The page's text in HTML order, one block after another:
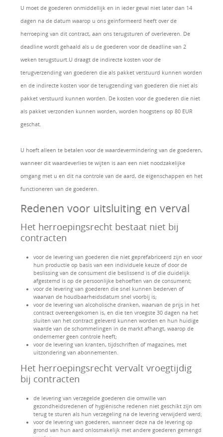
U moet de goederen onmiddellijk en in ieder geval niet later dan 14
dagen na de datum waarop u ons geïnformeerd heeft over de
herroeping van dit contract, aan ons terugsturen of overleveren. De
deadline wordt gehaald als u de goederen voor de deadline van 2
weken terugstuurt.U draagt de indirecte kosten voor de
terugverzending van goederen die als pakket verstuurd kunnen worden
en de indirecte kosten voor de terugzending van goederen die niet als
pakket verstuurd kunnen worden. De kosten voor de goederen die niet
als pakket verzonden kunnen worden, worden hoogstens op 80 EUR
geschat.
U hoeft alleen te betalen voor de waardevermindering van de goederen,
wanneer dit waardeverlies te wijten is aan een niet noodzakelijke
omgang met u en dit na controle van de aard, de eigenschappen en het
functioneren van de goederen.
Redenen voor uitsluiting en verval
Het herroepingsrecht bestaat niet bij
contracten
voor de levering van goederen die niet geprefabriceerd zijn en voor
hun productie op basis van een individuele keuze of door de
beslissing van de consument die beslissend is of die duidelijk
afgestemd is op de persoonlijke behoeften van de consument;
voor de levering van goederen die snel kunnen bederven of
waarvan de houdbaarheidsdatum snel voorbij is;
voor de levering van alcoholische dranken, waarvan de prijs in het
contract overeengekomen is, en die ten vroegste 30 dagen na het
sluiten van het contract geleverd kunnen worden en hun huidige
waarde van de schommelingen in de markt afhangt, waarop de
ondernemer geen controle heeft;
voor de levering van kranten, tijdschriften of magazines, met
uitzondering van abonnementen.
Het herroepingsrecht vervalt vroegtijdig
bij contracten
de levering van verzegelde goederen die omwille van
gezondheidsredenen of hygiënische redenen niet geschikt zijn om
terug te sturen als hun verzegeling na de levering verwijderd werd;
voor de levering van goederen, wanneer deze na de levering op
grond van hun aard onlosmakelijk met andere goederen gemengd